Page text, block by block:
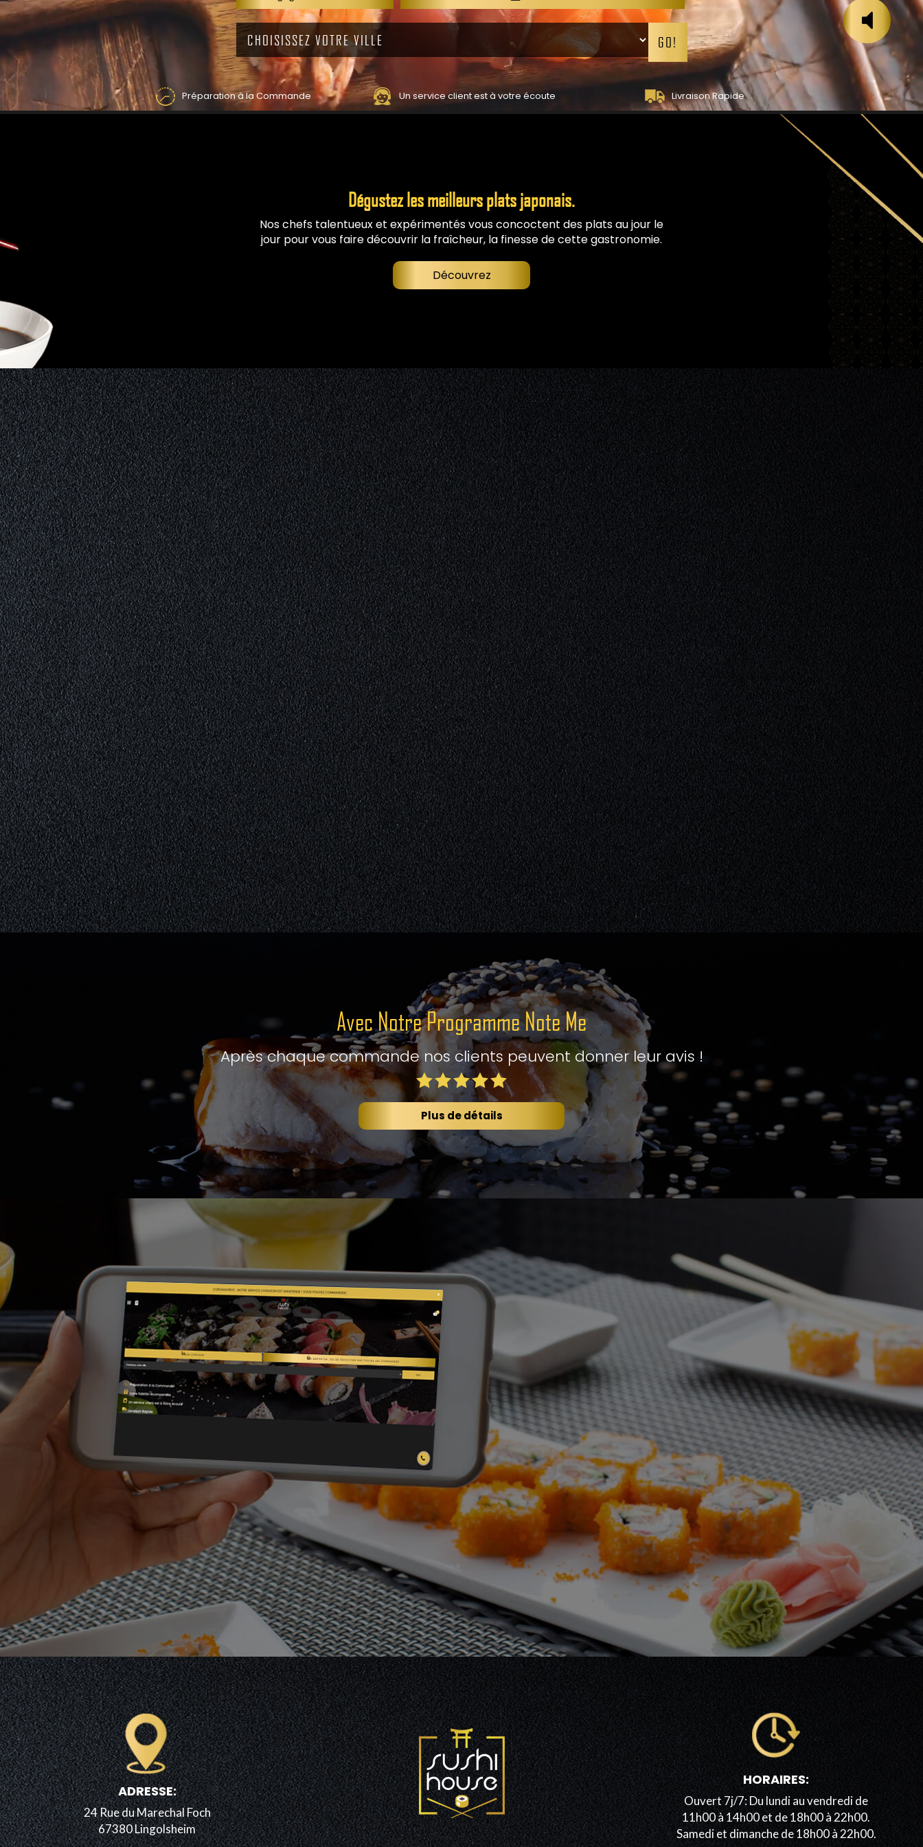
GO!
Préparation à la Commande Un service client est à votre écoute Livraison Rapide
Dégustez les meilleurs plats japonais.
Nos chefs talentueux et expérimentés vous concoctent des plats au jour le
jour pour vous faire découvrir la fraîcheur, la finesse de cette gastronomie.
Découvrez
Avec Notre Programme Note Me
Après chaque commande nos clients peuvent donner leur avis !
Plus de détails
ADRESSE:
24 Rue du Marechal Foch
67380 Lingolsheim
HORAIRES:
Ouvert 7j/7: Du lundi au vendredi de
11h00 à 14h00 et de 18h00 à 22h00.
Samedi et dimanche de 18h00 à 22h00.